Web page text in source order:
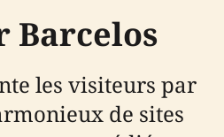
Barcelos
les visiteurs par
de sites